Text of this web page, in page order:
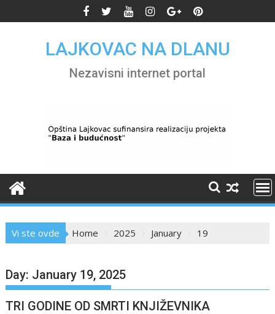
to
LAJKOVAC NA DLANU
Nezavisni internet portal
Vi ste ovde Home 2025 January 19
Day: January 19, 2025
TRI GODINE OD SMRTI KNJIŽEVNIKA